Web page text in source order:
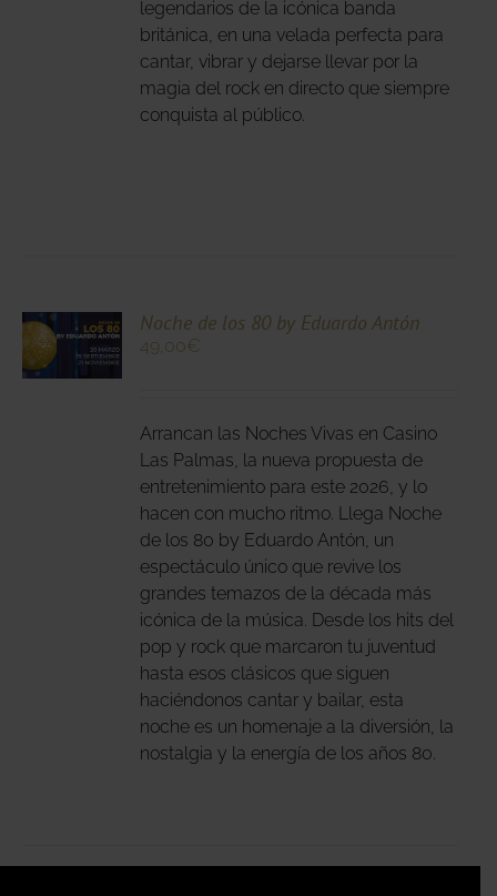
legendarios de la icónica banda
británica, en una velada perfecta para
cantar, vibrar y dejarse llevar por la
magia del rock en directo que siempre
conquista al público.
Noche de los 80 by Eduardo Antón
49,00€
Arrancan las Noches Vivas en Casino
Las Palmas, la nueva propuesta de
entretenimiento para este 2026, y lo
hacen con mucho ritmo. Llega Noche
de los 80 by Eduardo Antón, un
espectáculo único que revive los
grandes temazos de la década más
icónica de la música. Desde los hits del
pop y rock que marcaron tu juventud
hasta esos clásicos que siguen
haciéndonos cantar y bailar, esta
noche es un homenaje a la diversión, la
nostalgia y la energía de los años 80.